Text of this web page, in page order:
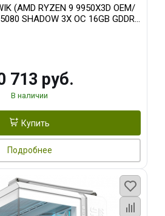
(AMD RYZEN 9 9950X3D OEM/
SHADOW 3X OC 16GB GDDR7
ГБ SSD)
713 руб.
В наличии
Купить
Подробнее